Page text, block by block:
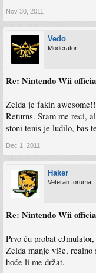
Nov 30, 2011
Vedo
Moderator
Re: Nintendo Wii
Zelda je fakin
Returns. Sram me reci,
stoni tenis je ludilo, bas
Dec 1, 2011
Haker
Veteran foruma
Re: Nintendo Wii
Prvo ću probat
Zelda manje više, realno
hoće li me držat.